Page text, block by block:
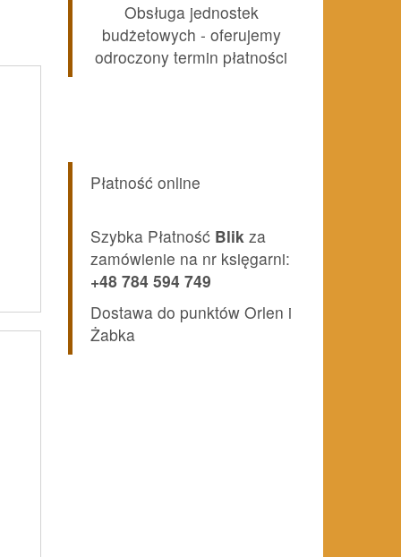
Obsługa jednostek
budżetowych - oferujemy
odroczony termin płatności
Płatność online
Szybka Płatność Blik za
zamówienie na nr księgarni:
+48 784 594 749
Dostawa do punktów Orlen i
Żabka